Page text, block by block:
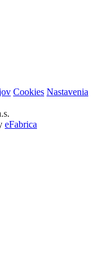
Cookies Nastavenia
eFabrica